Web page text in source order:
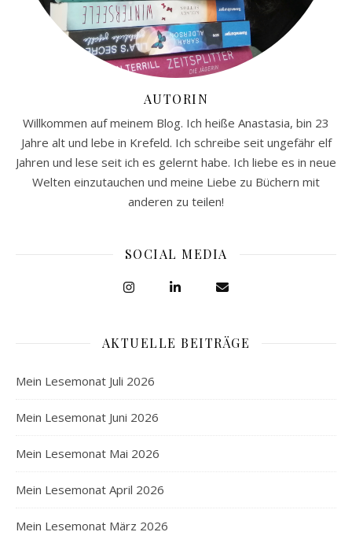
AUTORIN
Willkommen auf meinem Blog. Ich heiße Anastasia, bin 23
Jahre alt und lebe in Krefeld. Ich schreibe seit ungefähr elf
Jahren und lese seit ich es gelernt habe. Ich liebe es in neue
Welten einzutauchen und meine Liebe zu Büchern mit
anderen zu teilen!
SOCIAL MEDIA
AKTUELLE BEITRÄGE
Mein Lesemonat Juli 2026
Mein Lesemonat Juni 2026
Mein Lesemonat Mai 2026
Mein Lesemonat April 2026
Mein Lesemonat März 2026